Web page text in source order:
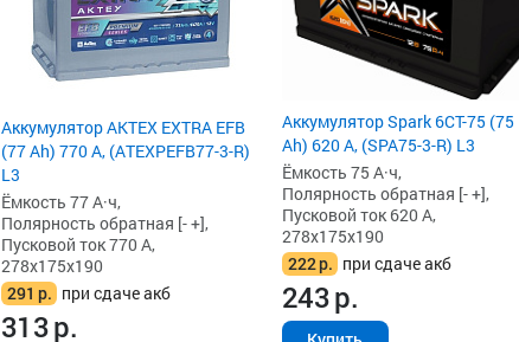
Аккумулятор AKTEX EXTRA EFB
(77 Ah) 770 А, (ATEXPEFB77-3-R)
L3
Ёмкость 77 А·ч,
Полярность обратная [- +],
Пусковой ток 770 А,
278x175x190
291 р. при сдаче акб
313р.
Аккумулятор Spark 6СТ-75 (75
Ah) 620 А, (SPA75-3-R) L3
Ёмкость 75 А·ч,
Полярность обратная [- +],
Пусковой ток 620 А,
278x175x190
222р. при сдаче акб
243р.